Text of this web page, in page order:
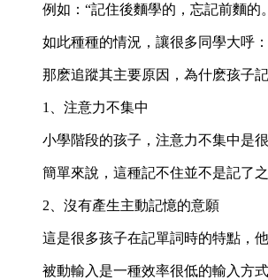
例如：“記住後麵學的，忘記前麵的
如此種種的情況，讓很多同學大呼
那麽追蹤其主要原因，為什麽孩子
1、注意力不集中
小學階段的孩子，注意力不集中是
簡單來說，這種記不住並不是記了
2、沒有產生主動記憶的意願
這是很多孩子在記單詞時的特點，
被動輸入是一種效率很低的輸入方